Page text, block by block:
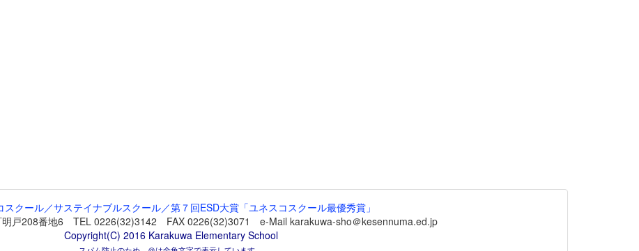
スクール／サステイナブルスクール／第７回ESD大賞「ユネスコスクール最優秀賞」
明戸208番地6 TEL 0226(32)3142 FAX 0226(32)3071 e-Mail karakuwa-sho＠kesennuma.ed.jp
Copyright(C) 2016 Karakuwa Elementary School